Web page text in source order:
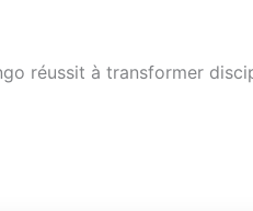
réussit à transformer